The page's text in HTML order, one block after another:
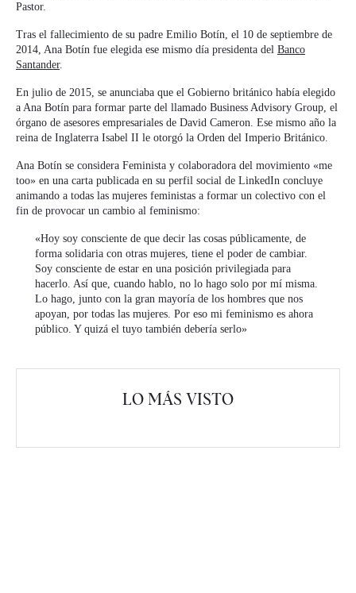
Pastor.
Tras el fallecimiento de su padre Emilio Botín, el 10 de septiembre de
2014, Ana Botín fue elegida ese mismo día presidenta del Banco
Santander.
En julio de 2015, se anunciaba que el Gobierno británico había elegido
a Ana Botín para formar parte del llamado Business Advisory Group, el
órgano de asesores empresariales de David Cameron. Ese mismo año la
reina de Inglaterra Isabel II le otorgó la Orden del Imperio Británico.
Ana Botín se considera Feminista y colaboradora del movimiento «me
too» en una carta publicada en su perfil social de LinkedIn concluye
animando a todas las mujeres feministas a formar un colectivo con el
fin de provocar un cambio al feminismo:
«Hoy soy consciente de que decir las cosas públicamente, de
forma solidaria con otras mujeres, tiene el poder de cambiar.
Soy consciente de estar en una posición privilegiada para
hacerlo. Así que, cuando hablo, no lo hago solo por mí misma.
Lo hago, junto con la gran mayoría de los hombres que nos
apoyan, por todas las mujeres. Por eso mi feminismo es ahora
público. Y quizá el tuyo también debería serlo»
LO MÁS VISTO